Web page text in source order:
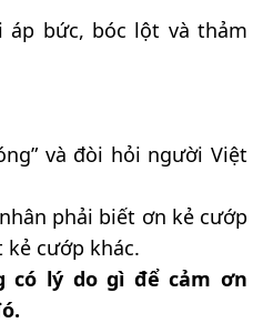
bức, bóc lột và thảm
và đòi hỏi người Việt
phải biết ơn kẻ cướp
cướp khác.
có lý do gì để cảm ơn